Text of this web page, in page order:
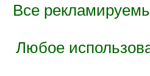
Все
Любое